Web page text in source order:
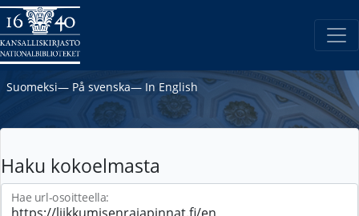
Suomeksi― På svenska― In English
Haku kokoelmasta
Hae url-osoitteella: